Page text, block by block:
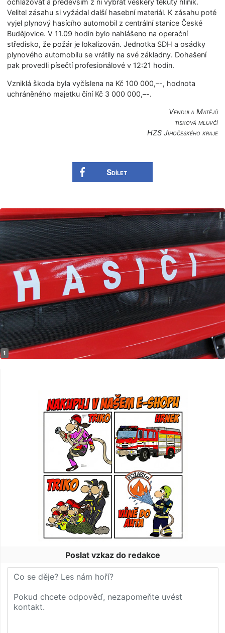
ochlazovat a především z ní vybrat veškerý tekutý hliník.
Velitel zásahu si vyžádal další hasební materiál. K zásahu poté
vyjel plynový hasícího automobil z centrální stanice České
Budějovice. V 11.09 hodin bylo nahlášeno na operační
středisko, že požár je lokalizován. Jednotka SDH a osádky
plynového automobilu se vrátily na své základny. Dohašení
pak provedli písečtí profesionálové v 12:21 hodin.
Vzniklá škoda byla vyčíslena na Kč 100 000,–-, hodnota
uchráněného majetku činí Kč 3 000 000,–-.
Vendula Matějů
tisková mluvčí
HZS Jihočeského kraje
Sdílet
Poslat vzkaz do redakce